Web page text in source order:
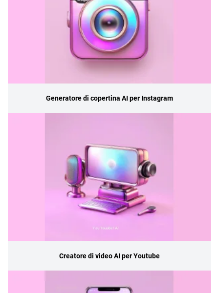
Generatore di copertina AI per Instagram
Creatore di video AI per Youtube